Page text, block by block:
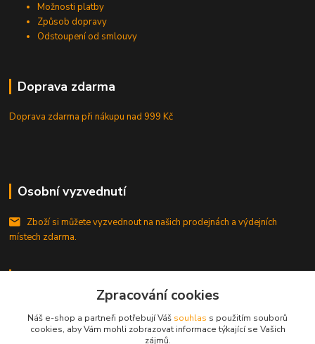
Možnosti platby
Způsob dopravy
Odstoupení od smlouvy
Doprava zdarma
Doprava zdarma při nákupunad 999 Kč
Osobní vyzvednutí
Zboží si můžete vyzvednout na našich prodejnách a výdejních
místech zdarma.
Kontakty
Zpracování cookies
Náš e-shop a partneři potřebují Váš souhlas s použitím souborů
cookies, aby Vám mohli zobrazovat informace týkající se Vašich
zájmů.